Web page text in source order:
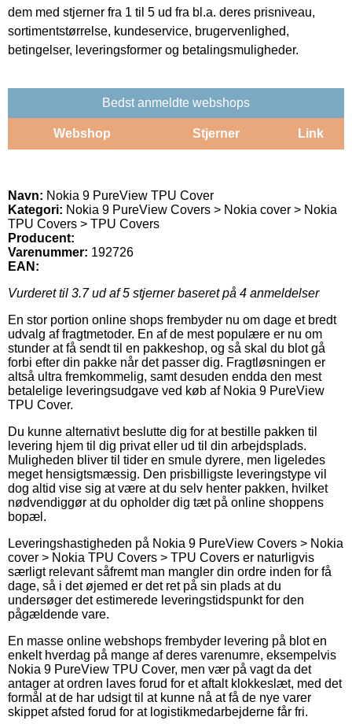
dem med stjerner fra 1 til 5 ud fra bl.a. deres prisniveau,
sortimentstørrelse, kundeservice, brugervenlighed,
betingelser, leveringsformer og betalingsmuligheder.
Bedst anmeldte webshops
Webshop Stjerner Link
Navn: Nokia 9 PureView TPU Cover
Kategori: Nokia 9 PureView Covers > Nokia cover > Nokia
TPU Covers > TPU Covers
Producent:
Varenummer: 192726
EAN:
Vurderet til 3.7ud af 5 stjerner baseret på 4 anmeldelser
En stor portion online shops frembyder nu om dage et bredt
udvalg af fragtmetoder. En af de mest populære er nu om
stunder at få sendt til en pakkeshop, og så skal du blot gå
forbi efter din pakke når det passer dig. Fragtløsningen er
altså ultra fremkommelig, samt desuden endda den mest
betalelige leveringsudgave ved køb af Nokia 9 PureView
TPU Cover.
Du kunne alternativt beslutte dig for at bestille pakken til
levering hjem til dig privat eller ud til din arbejdsplads.
Muligheden bliver til tider en smule dyrere, men ligeledes
meget hensigtsmæssig. Den prisbilligste leveringstype vil
dog altid vise sig at være at du selv henter pakken, hvilket
nødvendiggør at du opholder dig tæt på online shoppens
bopæl.
Leveringshastigheden på Nokia 9 PureView Covers > Nokia
cover > Nokia TPU Covers > TPU Covers er naturligvis
særligt relevant såfremt man mangler din ordre inden for få
dage, så i det øjemed er det ret på sin plads at du
undersøger det estimerede leveringstidspunkt for den
pågældende vare.
En masse online webshops frembyder levering på blot en
enkelt hverdag på mange af deres varenumre, eksempelvis
Nokia 9 PureView TPU Cover, men vær på vagt da det
antager at ordren laves forud for et aftalt klokkeslæt, med det
formål at de har udsigt til at kunne nå at få de nye varer
skippet afsted forud for at logistikmedarbejderne får fri.